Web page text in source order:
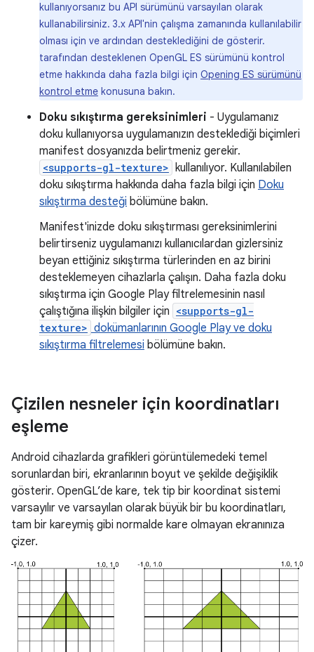
kullanıyorsanız bu API sürümünü varsayılan olarak
kullanabilirsiniz. 3.x API'nin çalışma zamanında kullanılabilir
olması için ve ardından desteklediğini de gösterir.
tarafından desteklenen OpenGL ES sürümünü kontrol
etme hakkında daha fazla bilgi için Opening ES sürümünü
kontrol etme konusuna bakın.
Doku sıkıştırma gereksinimleri - Uygulamanız
doku kullanıyorsa uygulamanızın desteklediği biçimleri
manifest dosyanızda belirtmeniz gerekir.
<supports-gl-texture> kullanılıyor. Kullanılabilen
doku sıkıştırma hakkında daha fazla bilgi için Doku
sıkıştırma desteği bölümüne bakın.
Manifest'inizde doku sıkıştırması gereksinimlerini
belirtirseniz uygulamanızı kullanıcılardan gizlersiniz
beyan ettiğiniz sıkıştırma türlerinden en az birini
desteklemeyen cihazlarla çalışın. Daha fazla doku
sıkıştırma için Google Play filtrelemesinin nasıl
çalıştığına ilişkin bilgiler için <supports-gl-
texture> dokümanlarının Google Play ve doku
sıkıştırma filtrelemesi bölümüne bakın.
Çizilen nesneler için koordinatları
eşleme
Android cihazlarda grafikleri görüntülemedeki temel
sorunlardan biri, ekranlarının boyut ve şekilde değişiklik
gösterir. OpenGL’de kare, tek tip bir koordinat sistemi
varsayılır ve varsayılan olarak büyük bir bu koordinatları,
tam bir kareymiş gibi normalde kare olmayan ekranınıza
çizer.